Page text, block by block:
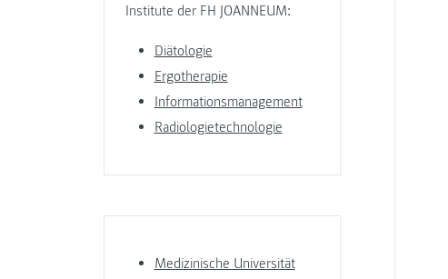
Institute der FH JOANNEUM:
Diätologie
Ergotherapie
Informationsmanagement
Radiologietechnologie
Medizinische Universität